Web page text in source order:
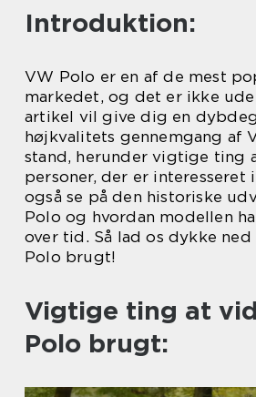
Introduktion:
VW Polo er en af de mest
markedet, og det er ikke
artikel vil give dig en
højkvalitets gennemgang af
stand, herunder vigtige ting
personer, der er interesseret
også se på den historiske
Polo og hvordan modellen
over tid. Så lad os dykke
Polo brugt!
Vigtige ting at
Polo brugt: